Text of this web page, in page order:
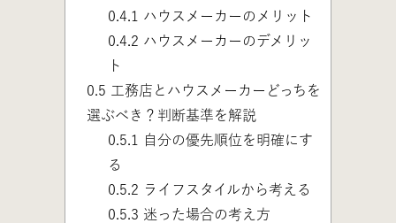
0.4.1
ハウスメーカーのメリット
0.4.2 ハウスメーカーのデメリッ
ト
0.5 工務店とハウスメーカーどっちを
選ぶべき？判断基準を解説
0.5.1
自分の優先順位を明確にす
る
0.5.2 ライフスタイルから考える
0.5.3 迷った場合の考え方